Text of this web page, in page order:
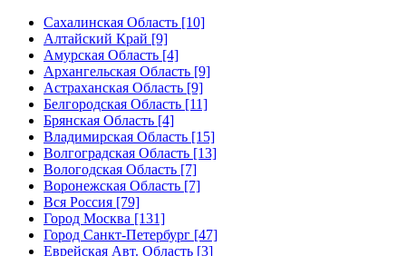
Сахалинская Область [10]
Алтайский Край [9]
Амурская Область [4]
Архангельская Область [9]
Астраханская Область [9]
Белгородская Область [11]
Брянская Область [4]
Владимирская Область [15]
Волгоградская Область [13]
Вологодская Область [7]
Воронежская Область [7]
Вся Россия [79]
Город Москва [131]
Город Санкт-Петербург [47]
Еврейская Авт. Область [3]